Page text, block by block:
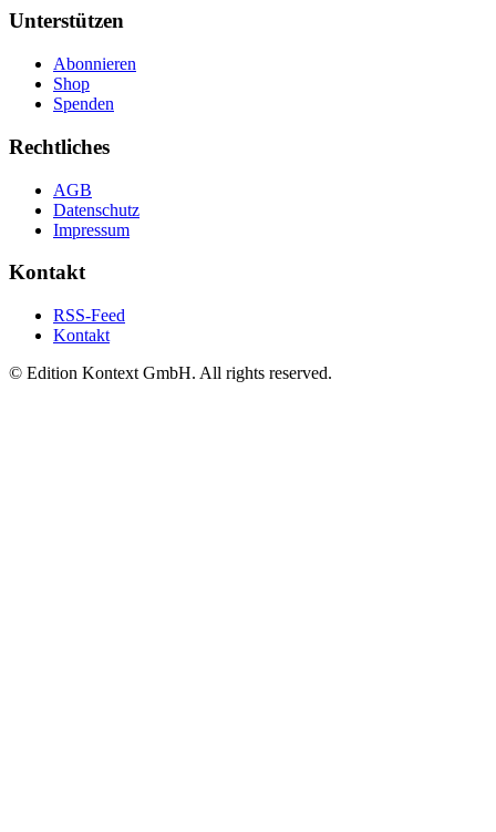
Unterstützen
Abonnieren
Shop
Spenden
Rechtliches
AGB
Datenschutz
Impressum
Kontakt
RSS-Feed
Kontakt
© Edition Kontext GmbH. All rights reserved.